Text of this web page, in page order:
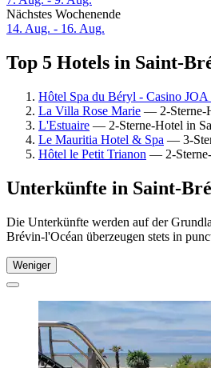
Nächstes Wochenende
14. Aug. - 16. Aug.
Top 5 Hotels in Saint-
Hôtel Spa du Béryl - Casino
La Villa Rose Marie — 2-Sterne-
L'Estuaire — 2-Sterne-Hotel in
Le Mauritia Hotel & Spa — 3-
Hôtel le Petit Trianon — 2-
Unterkünfte in Saint-
Die Unterkünfte werden auf der
Brévin-l'Océan überzeugen stets in
Weniger